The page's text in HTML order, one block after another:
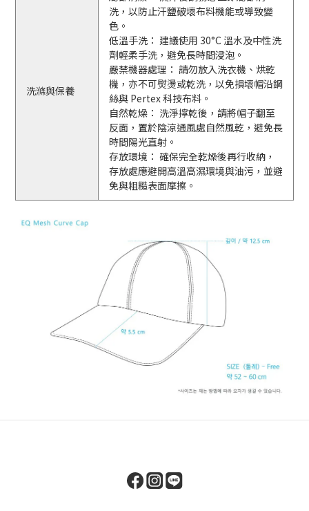
洗滌與保養
洗，以防止汗鹽破壞布料機能或導致變
色。
低溫手洗： 建議使用 30°C 溫水及中性洗
劑輕柔手洗，避免長時間浸泡。
嚴禁機器處理： 請勿放入洗衣機、烘乾
機，亦不可熨燙或乾洗，以免損壞帽沿鋼
絲與 Pertex 科技布料。
自然乾燥： 洗淨擰乾後，請將帽子翻至
反面，置於陰涼通風處自然風乾，避免長
時間陽光直射。
存放環境： 確保完全乾燥後再行收納，
存放處應避開高溫高濕環境與油污，並避
免與粗糙表面摩擦。